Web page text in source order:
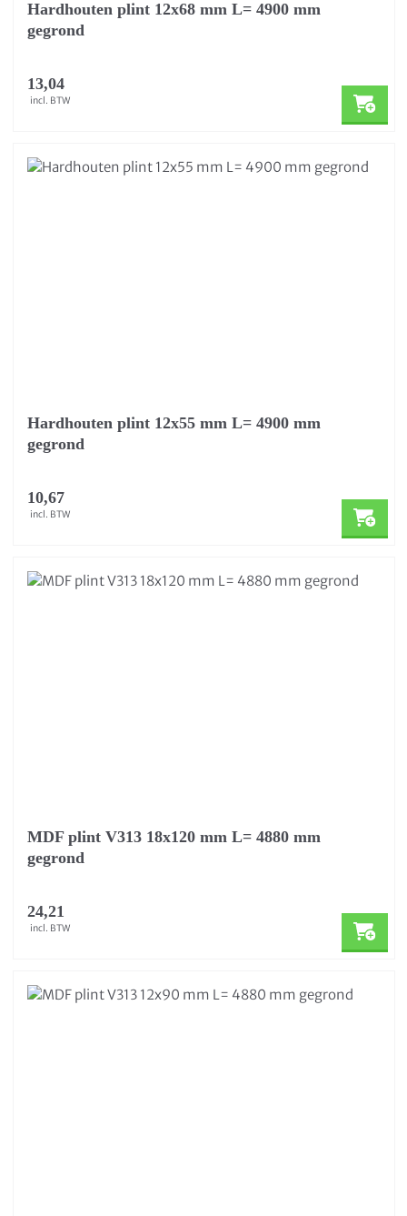
Hardhouten plint 12x68 mm L= 4900 mm
gegrond
13,04
incl. BTW
Hardhouten plint 12x55 mm L= 4900 mm
gegrond
10,67
incl. BTW
MDF plint V313 18x120 mm L= 4880 mm
gegrond
24,21
incl. BTW